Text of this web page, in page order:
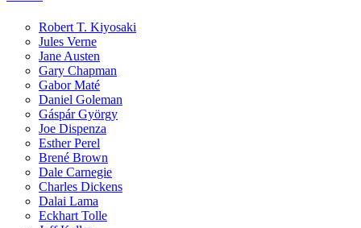
Robert T. Kiyosaki
Jules Verne
Jane Austen
Gary Chapman
Gabor Maté
Daniel Goleman
Gáspár György
Joe Dispenza
Esther Perel
Brené Brown
Dale Carnegie
Charles Dickens
Dalai Lama
Eckhart Tolle